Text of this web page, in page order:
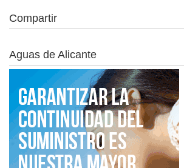
Compartir
Aguas de Alicante